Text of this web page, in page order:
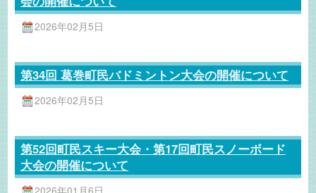
2026年02月5日
第34回 葛巻町民バドミントン大会の開催について
2026年02月5日
第52回町民スキー大会・第17回町民スノーボード
大会の開催について
2026年01月6日